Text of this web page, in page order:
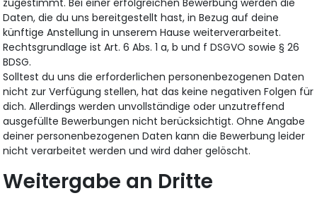
zugestimmt. Bei einer erfolgreichen Bewerbung werden die
Daten, die du uns bereitgestellt hast, in Bezug auf deine
künftige Anstellung in unserem Hause weiterverarbeitet.
Rechtsgrundlage ist Art. 6 Abs. 1 a, b und f DSGVO sowie § 26
BDSG.
Solltest du uns die erforderlichen personenbezogenen Daten
nicht zur Verfügung stellen, hat das keine negativen Folgen für
dich. Allerdings werden unvollständige oder unzutreffend
ausgefüllte Bewerbungen nicht berücksichtigt. Ohne Angabe
deiner personenbezogenen Daten kann die Bewerbung leider
nicht verarbeitet werden und wird daher gelöscht.
Weitergabe an Dritte